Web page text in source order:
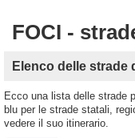
FOCI -
Elenco delle strade
Ecco una lista delle strade
blu per le strade statali,
vedere il suo itinerario.